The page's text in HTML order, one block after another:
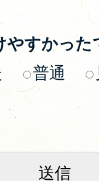
やすかった
普通